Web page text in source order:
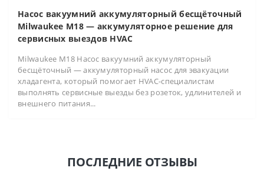
Насос вакуумний аккумуляторный бесщёточный
Milwaukee M18 — аккумуляторное решение для
сервисных выездов HVAC
Milwaukee M18 Насос вакуумний аккумуляторный
бесщёточный — аккумуляторный насос для эвакуации
хладагента, который помогает HVAC-специалистам
выполнять сервисные выезды без розеток, удлинителей и
внешнего питания...
ПОСЛЕДНИЕ ОТЗЫВЫ